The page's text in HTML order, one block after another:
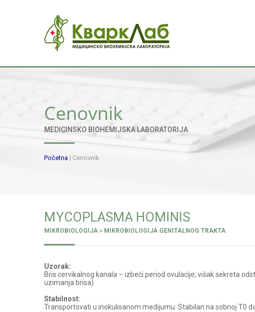
Cenovnik
MEDICINSKO BIOHEMIJSKA LABORATORIJA
Početna | Cenovnik
MYCOPLASMA HOMINIS
MIKROBIOLOGIJA » MIKROBIOLOGIJA GENITALNOG TRAKTA
Uzorak:
Bris cervikalnog kanala – izbeći period ovulacije; višak sekreta
uzimanja brisa)
Stabilnost:
Transportovati u inokulisanom medijumu. Stabilan na sobnoj T0